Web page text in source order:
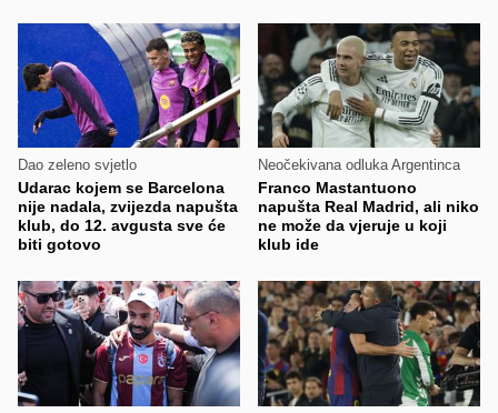
Dao zeleno svjetlo
Udarac kojem se Barcelona
nije nadala, zvijezda napušta
klub, do 12. avgusta sve će
biti gotovo
Neočekivana odluka Argentinca
Franco Mastantuono
napušta Real Madrid, ali niko
ne može da vjeruje u koji
klub ide